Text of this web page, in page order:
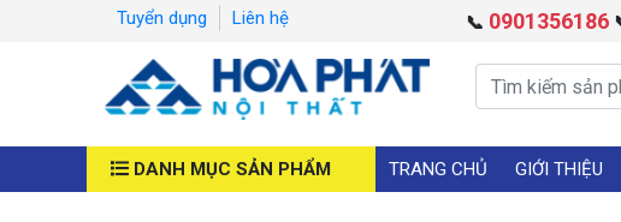
Tuyển dụng Liên hệ 📞 0901356186
DANH MỤC SẢN PHẨM TRANG CHỦ GIỚI THIỆU